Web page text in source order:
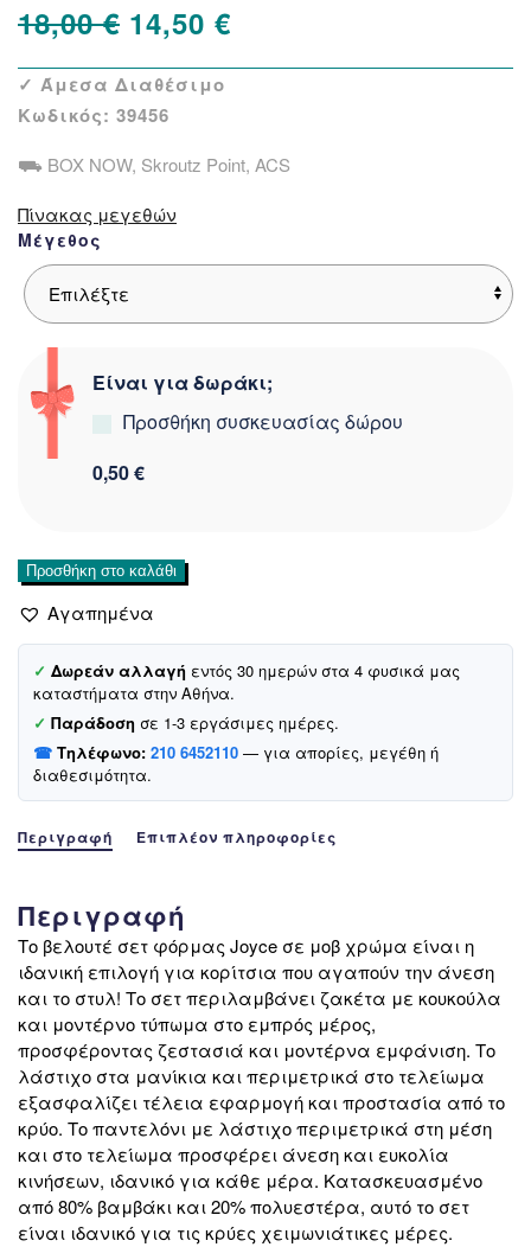
18,00€ Original
price
was:
14,50 €
τρέχουσα
14,50 €.
✓ Άμεσα Διαθέσιμο
Κωδικός: 39456
⛟ BOX NOW, Skroutz Point, ACS
Πίνακας μεγεθών
Μέγεθος
Είναι για δωράκι;
Προσθήκη συσκευασίας δώρου
0,50 €
Joyce
βελουτέ
σετ
φόρμας
«Divine
League»
ποσότητα
Προσθήκη στο καλάθι
Αγαπημένα
✓ Δωρεάν αλλαγή εντός 30 ημερών στα 4 φυσικά μας
καταστήματα στην Αθήνα.
✓ Παράδοση σε 1-3 εργάσιμες ημέρες.
☎ Τηλέφωνο: 210 6452110 — για απορίες, μεγέθη ή
διαθεσιμότητα.
Περιγραφή Επιπλέον πληροφορίες
Περιγραφή
Το βελουτέ σετ φόρμας Joyce σε μοβ χρώμα είναι η
ιδανική επιλογή για κορίτσια που αγαπούν την άνεση
και το στυλ! Το σετ περιλαμβάνει ζακέτα με κουκούλα
και μοντέρνο τύπωμα στο εμπρός μέρος,
προσφέροντας ζεστασιά και μοντέρνα εμφάνιση. Το
λάστιχο στα μανίκια και περιμετρικά στο τελείωμα
εξασφαλίζει τέλεια εφαρμογή και προστασία από το
κρύο. Το παντελόνι με λάστιχο περιμετρικά στη μέση
και στο τελείωμα προσφέρει άνεση και ευκολία
κινήσεων, ιδανικό για κάθε μέρα. Κατασκευασμένο
από 80% βαμβάκι και 20% πολυεστέρα, αυτό το σετ
είναι ιδανικό για τις κρύες χειμωνιάτικες μέρες.